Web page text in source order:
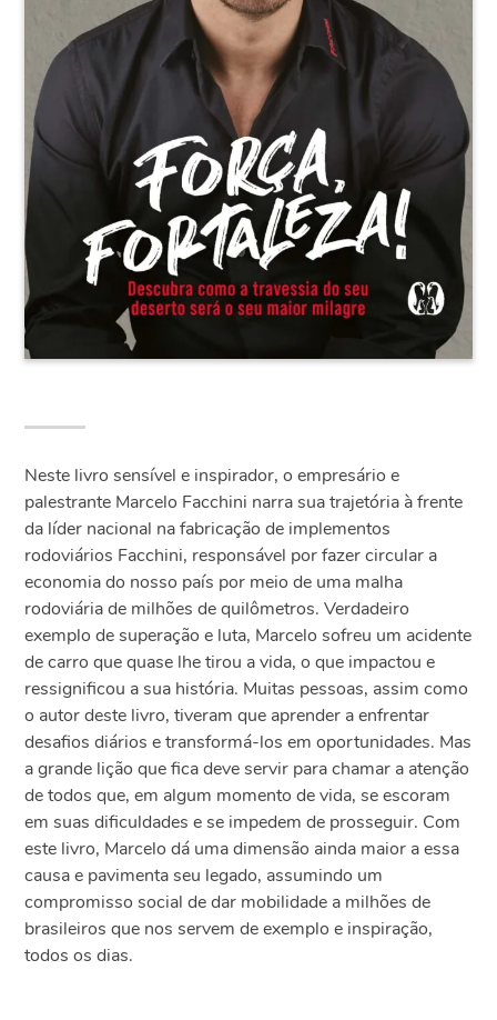
Neste livro sensível e inspirador, o empresário e
palestrante Marcelo Facchini narra sua trajetória à frente
da líder nacional na fabricação de implementos
rodoviários Facchini, responsável por fazer circular a
economia do nosso país por meio de uma malha
rodoviária de milhões de quilômetros. Verdadeiro
exemplo de superação e luta, Marcelo sofreu um acidente
de carro que quase lhe tirou a vida, o que impactou e
ressignificou a sua história. Muitas pessoas, assim como
o autor deste livro, tiveram que aprender a enfrentar
desafios diários e transformá-los em oportunidades. Mas
a grande lição que fica deve servir para chamar a atenção
de todos que, em algum momento de vida, se escoram
em suas dificuldades e se impedem de prosseguir. Com
este livro, Marcelo dá uma dimensão ainda maior a essa
causa e pavimenta seu legado, assumindo um
compromisso social de dar mobilidade a milhões de
brasileiros que nos servem de exemplo e inspiração,
todos os dias.